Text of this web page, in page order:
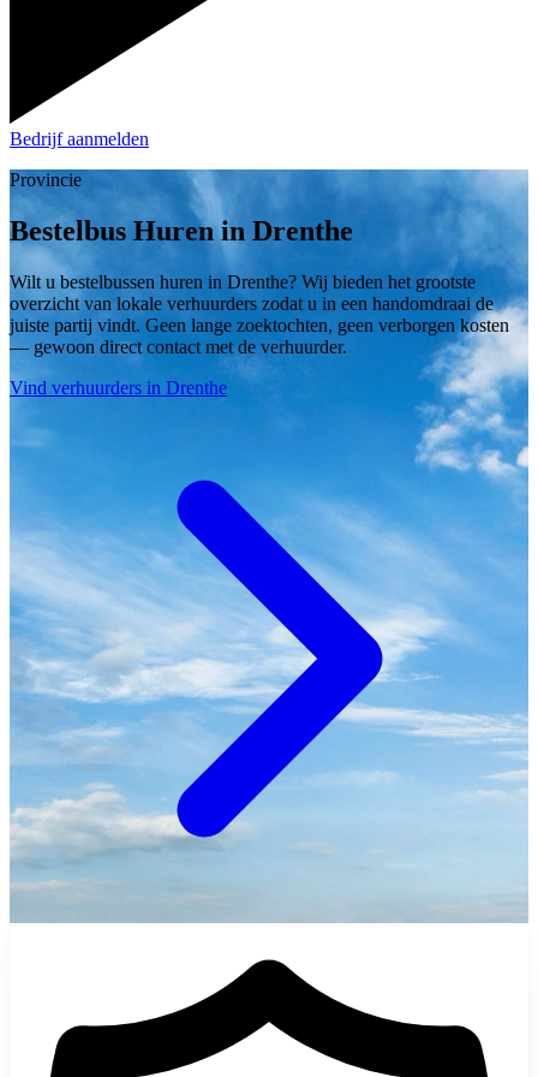
Bedrijf aanmelden
Provincie
Bestelbus Huren in Drenthe
Wilt u bestelbussen huren in Drenthe? Wij bieden het grootste
overzicht van lokale verhuurders zodat u in een handomdraai de
juiste partij vindt. Geen lange zoektochten, geen verborgen kosten
— gewoon direct contact met de verhuurder.
Vind verhuurders in Drenthe